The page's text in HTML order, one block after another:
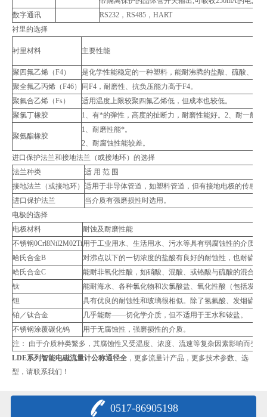
数字通讯
RS232，RS485，HART
衬里的选择
衬里材料 主要性能
聚四氟乙烯（F4）
是化学性能稳定的一种塑料，能耐沸腾的盐酸、硫酸、硝
聚全氟乙丙烯（F46）
同F4，耐磨性、抗负压能力高于F4。
聚氟合乙烯（Fs）
适用温度上限较聚四氟乙烯低，但成本也较低。
聚氯丁橡胶
1、有*的弹性，高度的扯断力，耐磨性能好。2、耐一般
聚氨酯橡胶
1、耐磨性能*。
2、耐腐蚀性能较差。
进口保护法兰和接地法兰（或接地环）的选择
法兰种类
适 用 范 围
接地法兰（或接地环） 适用于非导体管道，如塑料管道，但有接地电极的传感器
进口保护法兰
当介质有强磨损性时选用。
电极的选择
电极材料
耐蚀及耐磨性能
不锈钢0Crl8Nil2M02Ti用于工业用水、生活用水、污水等具有弱腐蚀性的介质
哈氏合金B
对沸点以下的一切浓度的盐酸有良好的耐蚀性，也耐硫
哈氏合金C
能耐非氧化性酸，如硝酸、混酸、或铬酸与硫酸的混合介
钛
能耐海水、各种氯化物和次氯酸盐、氧化性酸（包括发烟
钽
具有优良的耐蚀性和玻璃很相似。除了氢氟酸、发烟硫
铂／钛合金
几乎能耐——切化学介质，但不适用于王水和铵盐。
不锈钢涂覆碳化钨
用于无腐蚀性，强磨损性的介质。
注： 由于介质种类繁多，其腐蚀性又受温度、浓度、流速等复杂因素影响而变
LDE系列智能电磁流量计公称通径全 ，更多流量计产品，更多技术参数、选
型，请联系我们！
0517-86905198